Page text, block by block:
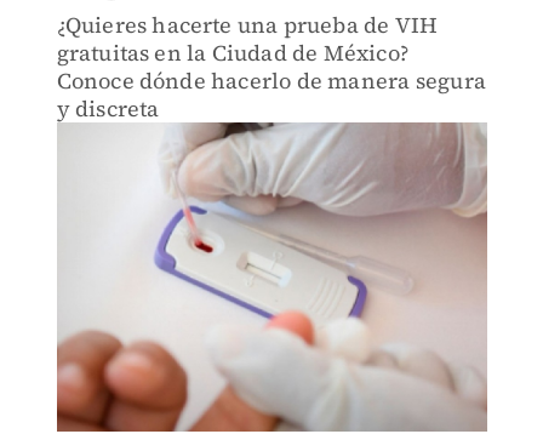
¿Quieres hacerte una prueba de VIH
gratuitas en la Ciudad de México?
Conoce dónde hacerlo de manera segura
y discreta